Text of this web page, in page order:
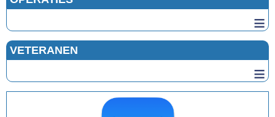
≡
VETERANEN
≡